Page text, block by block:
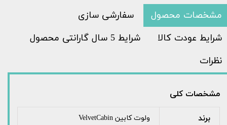
مشخصات محصول
سفارشی سازی
شرایط عودت کالا
شرایط 5 سال گارانتی محصول
نظرات
مشخصات کلی
برند ولوت کابین VelvetCabin